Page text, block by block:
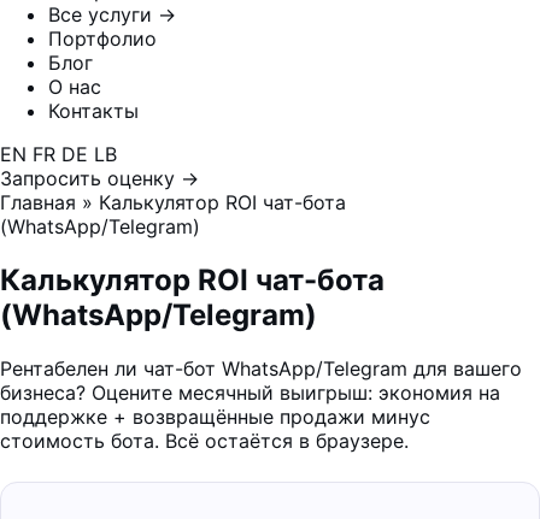
Все услуги →
Портфолио
Блог
О нас
Контакты
EN FR DE LB
Запросить оценку →
Главная » Калькулятор ROI чат-бота
(WhatsApp/Telegram)
Калькулятор ROI чат-бота
(WhatsApp/Telegram)
Рентабелен ли чат-бот WhatsApp/Telegram для вашего
бизнеса? Оцените месячный выигрыш: экономия на
поддержке + возвращённые продажи минус
стоимость бота. Всё остаётся в браузере.